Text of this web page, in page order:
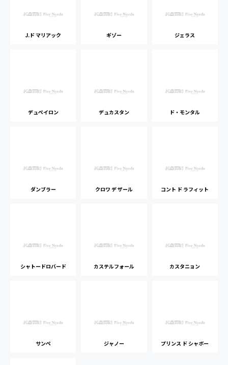
J.ド マリアック ギゾー ジェラス
デュペイロン デュカスタン ド・モンタル
ダンブラー クロワ デ ザール コント ド ラフィット
シャトードロバード カステルフォール カスタニョン
サンペ ジャノー プリンス ド シャボー